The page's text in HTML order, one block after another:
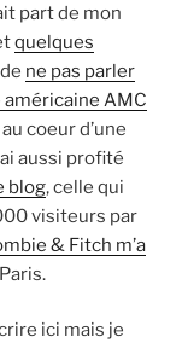
part de mon
quelques
ne pas parler
américaine AMC
coeur d’une
ai aussi profité
blog, celle qui
visiteurs par
& Fitch m’a
ici mais je